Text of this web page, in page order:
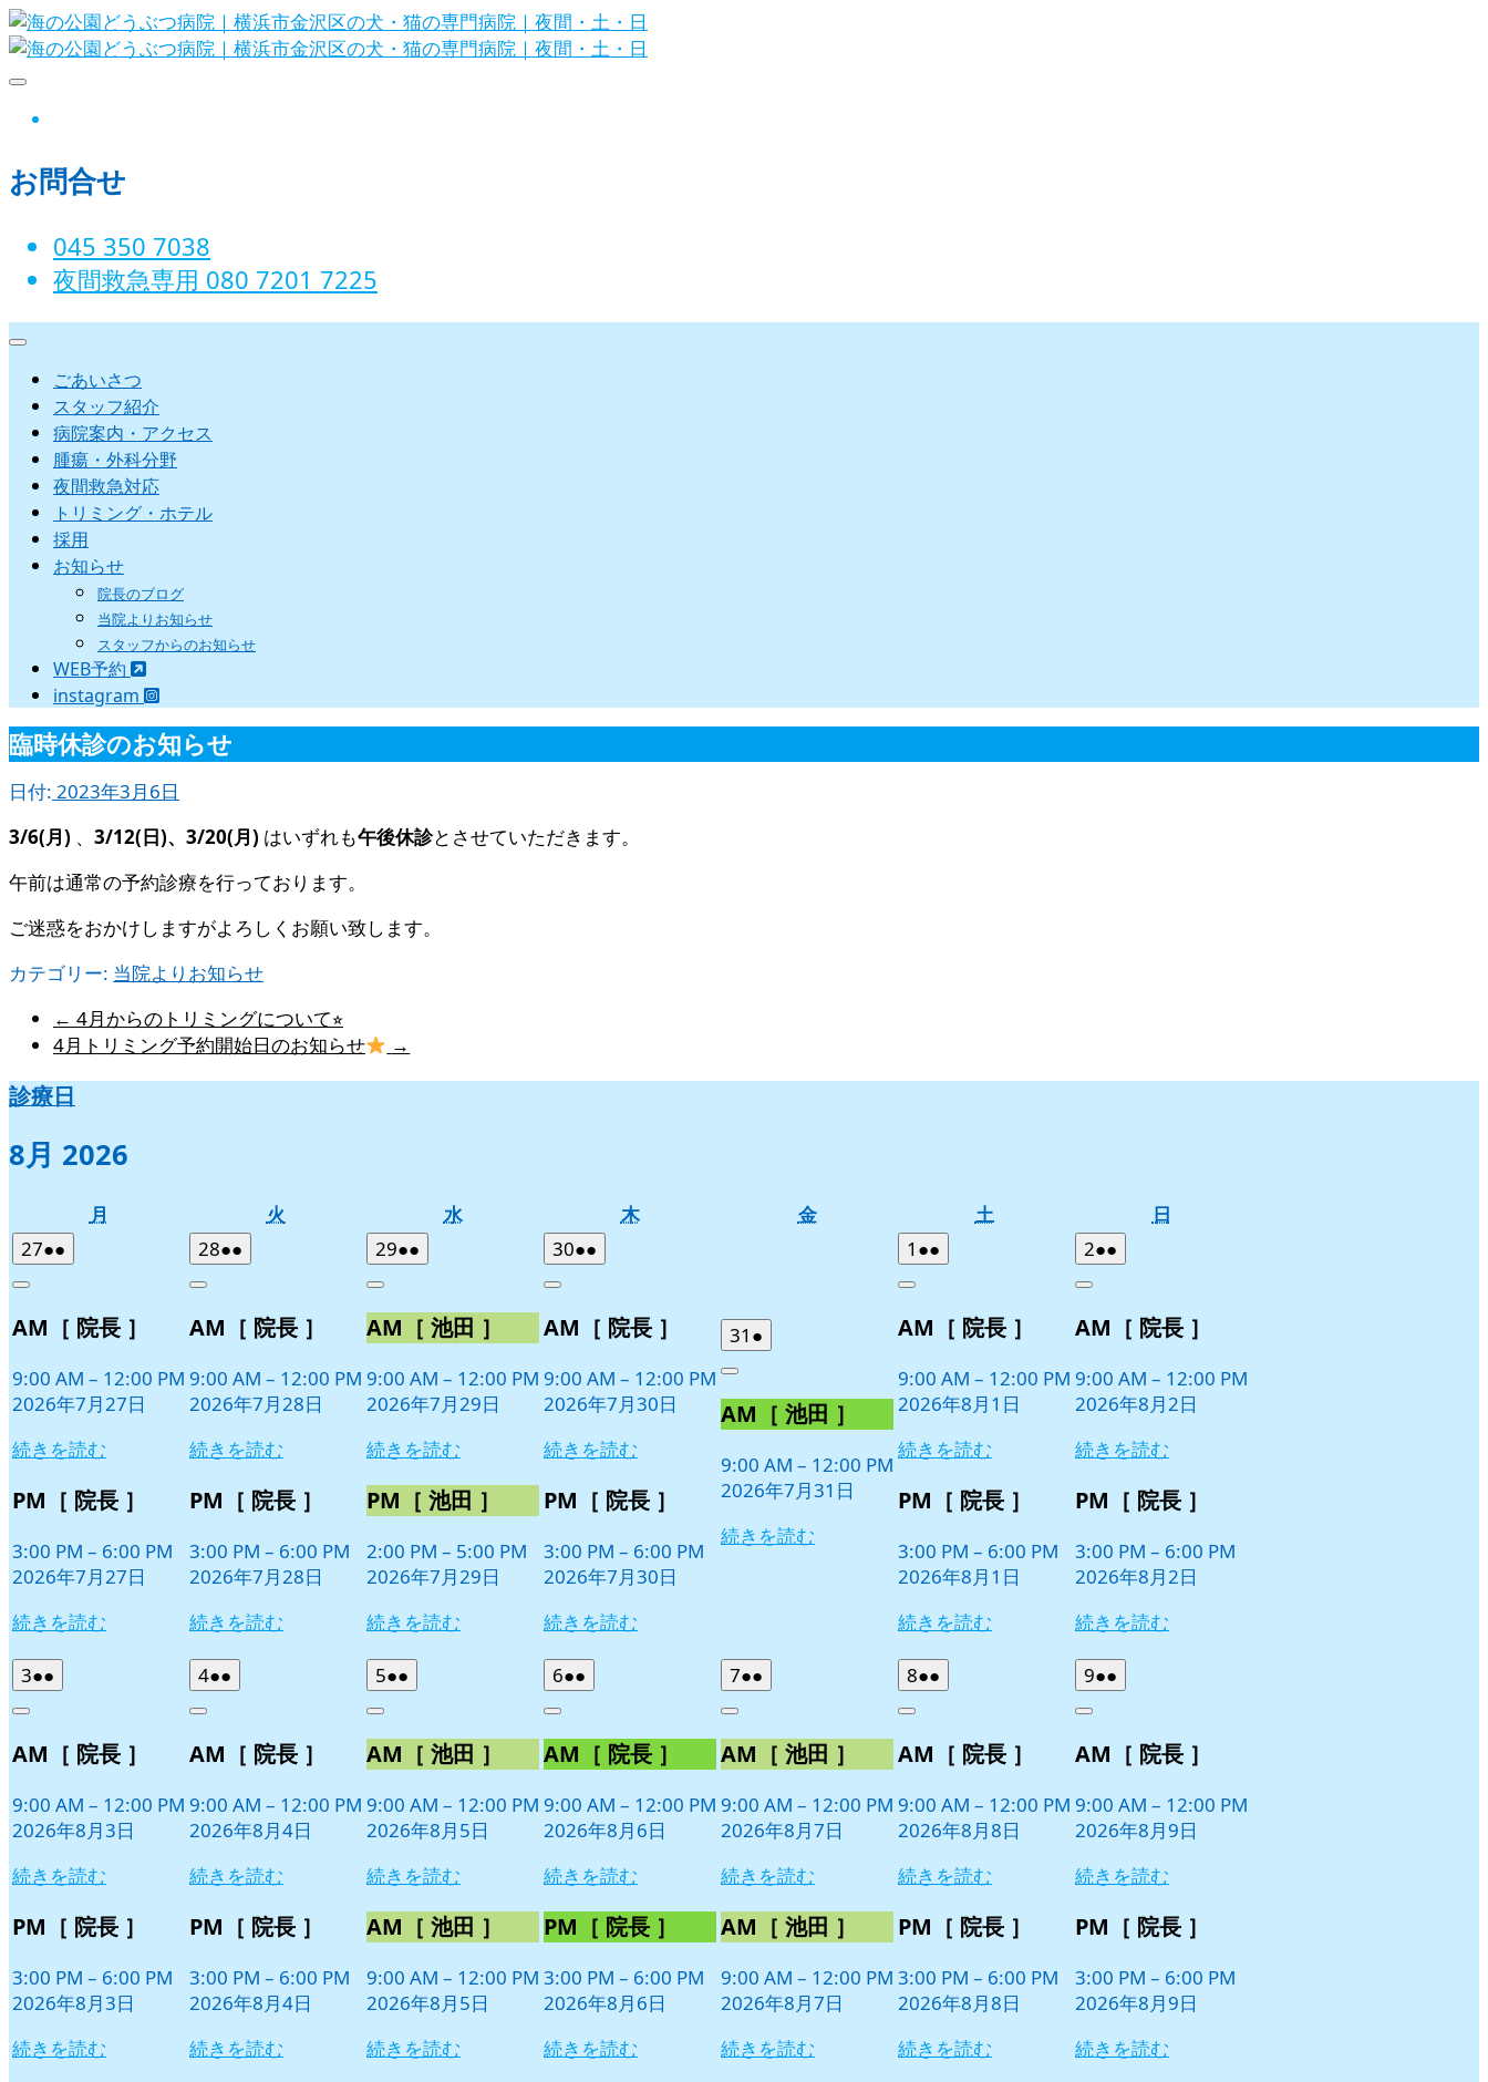
Skip
to
お問合せ
045 350 7038‬
夜間救急専用 080 7201 7225‬
ごあいさつ
スタッフ紹介
病院案内・アクセス
腫瘍・外科分野
夜間救急対応
トリミング・ホテル
採用
お知らせ
院長のブログ
当院よりお知らせ
スタッフからのお知らせ
WEB予約
instagram
臨時休診のお知らせ
日付: 2023年3月6日
3/6(月) 、 3/12(日)、3/20(月) はいずれも午後休診とさせていただきます。
午前は通常の予約診療を行っております。
ご迷惑をおかけしますがよろしくお願い致します。
カテゴリー: 当院よりお知らせ
← 4月からのトリミングについて⭐︎
4月トリミング予約開始日のお知らせ
→
診療日
8月 2026
月 火 水水
木木
金金
土土
日
272026
年
月
日
●●
件
イ
ン
ト)
Close
AM［ 院長 ］
9:00 AM – 12:00 PM
2026年7月27日
続きを読む
PM［ 院長 ］
3:00 PM – 6:00 PM
2026年7月27日
続きを読む
282026
年
月
日
●●
件
イ
ン
ト)
Close
AM［ 院長 ］
9:00 AM – 12:00 PM
2026年7月28日
続きを読む
PM［ 院長 ］
3:00 PM – 6:00 PM
2026年7月28日
続きを読む
292026
年
月
29
日
●●
件
イ
ン
ト)
Close
AM［ 池田 ］
9:00 AM – 12:00 PM
2026年7月29日
続きを読む
PM［ 池田 ］
2:00 PM – 5:00 PM
2026年7月29日
続きを読む
302026
年
月
日
●●
件
イ
ン
ト)
Close
AM［ 院長 ］
9:00 AM – 12:00 PM
2026年7月30日
続きを読む
PM［ 院長 ］
3:00 PM – 6:00 PM
2026年7月30日
続きを読む
31 2026
年
月
31
日
●
件
イ
ン
ト)
Close
AM［ 池田 ］
9:00 AM – 12:00 PM
2026年7月31日
続きを読む
1 2026
年
月
日
●●
件
イ
ン
ト)
Close
AM［ 院長 ］
9:00 AM – 12:00 PM
2026年8月1日
続きを読む
PM［ 院長 ］
3:00 PM – 6:00 PM
2026年8月1日
続きを読む
22026
年
月
日
●●
件
イ
ン
ト)
Close
AM［ 院長 ］
9:00 AM – 12:00 PM
2026年8月2日
続きを読む
PM［ 院長 ］
3:00 PM – 6:00 PM
2026年8月2日
続きを読む
32026
年
月
日
●●
件
イ
ン
ト)
Close
AM［ 院長 ］
9:00 AM – 12:00 PM
2026年8月3日
続きを読む
PM［ 院長 ］
3:00 PM – 6:00 PM
2026年8月3日
続きを読む
42026
年
月
日
●●
件
イ
ン
ト)
Close
AM［ 院長 ］
9:00 AM – 12:00 PM
2026年8月4日
続きを読む
PM［ 院長 ］
3:00 PM – 6:00 PM
2026年8月4日
続きを読む
52026
年
月
5
日
●●
件
イ
ン
ト)
Close
AM［ 池田 ］
9:00 AM – 12:00 PM
2026年8月5日
続きを読む
AM［ 池田 ］
9:00 AM – 12:00 PM
2026年8月5日
続きを読む
62026
年
月
6
日
●●
件
イ
ン
ト)
Close
AM［ 院長 ］
9:00 AM – 12:00 PM
2026年8月6日
続きを読む
PM［ 院長 ］
3:00 PM – 6:00 PM
2026年8月6日
続きを読む
72026
年
月
7
日
●●
件
イ
ン
ト)
Close
AM［ 池田 ］
9:00 AM – 12:00 PM
2026年8月7日
続きを読む
AM［ 池田 ］
9:00 AM – 12:00 PM
2026年8月7日
続きを読む
82026
年
月
日
●●
件
イ
ン
ト)
Close
AM［ 院長 ］
9:00 AM – 12:00 PM
2026年8月8日
続きを読む
PM［ 院長 ］
3:00 PM – 6:00 PM
2026年8月8日
続きを読む
92026
年
月
日
●●
件
イ
ン
ト)
Close
AM［ 院長 ］
9:00 AM – 12:00 PM
2026年8月9日
続きを読む
PM［ 院長 ］
3:00 PM – 6:00 PM
2026年8月9日
続きを読む